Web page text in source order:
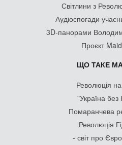
Світлини з
Аудіоспогади
3D-панорами
Проєкт
ЩО ТАКЕ
Революція на
"Україна без
Помаранчева
Революція
- світ про